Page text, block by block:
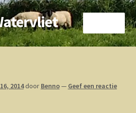
2014 door Benno— Geef een reactie